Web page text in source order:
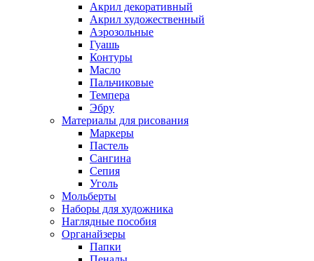
Акрил декоративный
Акрил художественный
Аэрозольные
Гуашь
Контуры
Масло
Пальчиковые
Темпера
Эбру
Материалы для рисования
Маркеры
Пастель
Сангина
Сепия
Уголь
Мольберты
Наборы для художника
Наглядные пособия
Органайзеры
Папки